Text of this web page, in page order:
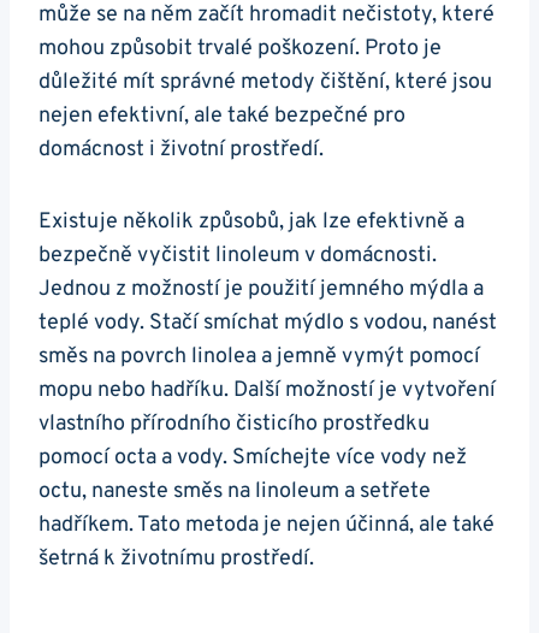
může se na něm začít hromadit nečistoty, které
mohou způsobit trvalé poškození. Proto je
důležité mít správné metody čištění, které jsou
nejen efektivní, ale také bezpečné pro
domácnost i životní prostředí.
Existuje několik způsobů, jak lze efektivně a
bezpečně vyčistit linoleum v domácnosti.
Jednou z možností je použití jemného mýdla a
teplé vody. Stačí smíchat mýdlo s vodou, nanést
směs na povrch linolea a jemně vymýt pomocí
mopu nebo hadříku. Další možností je vytvoření
vlastního přírodního čisticího prostředku
pomocí octa a vody. Smíchejte více vody než
octu, naneste směs na linoleum a setřete
hadříkem. Tato metoda je nejen účinná, ale také
šetrná k životnímu prostředí.